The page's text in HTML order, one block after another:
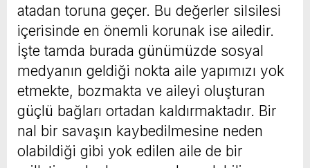
atadan toruna geçer. Bu değerler silsilesi
içerisinde en önemli korunak ise ailedir.
İşte tamda burada günümüzde sosyal
medyanın geldiği nokta aile yapımızı yok
etmekte, bozmakta ve aileyi oluşturan
güçlü bağları ortadan kaldırmaktadır. Bir
nal bir savaşın kaybedilmesine neden
olabildiği gibi yok edilen aile de bir